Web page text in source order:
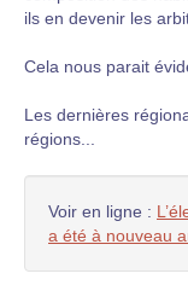
ils en devenir les
Cela nous parait
Les dernières
régions...
Voir en ligne :
a été à nouveau